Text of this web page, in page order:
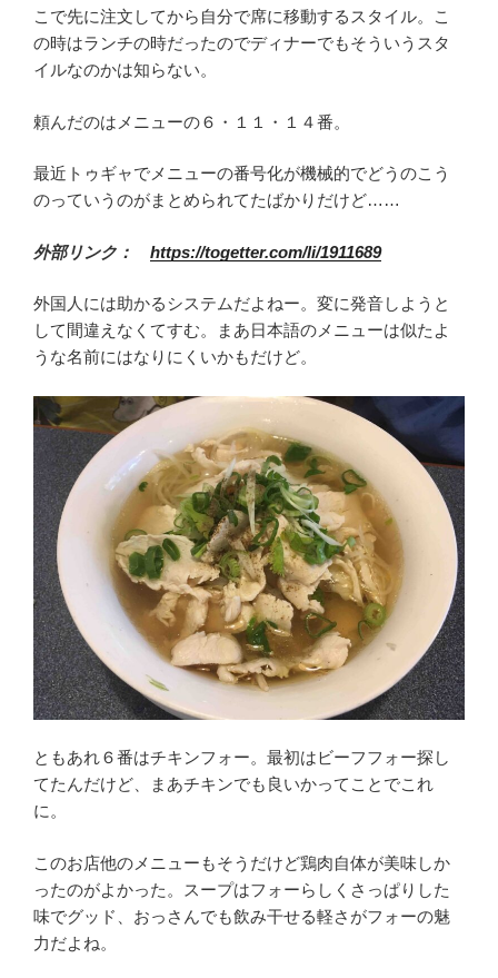
こで先に注文してから自分で席に移動するスタイル。こ
の時はランチの時だったのでディナーでもそういうスタ
イルなのかは知らない。
頼んだのはメニューの６・１１・１４番。
最近トゥギャでメニューの番号化が機械的でどうのこう
のっていうのがまとめられてたばかりだけど……
外部リンク： https://togetter.com/li/1911689
外国人には助かるシステムだよねー。変に発音しようと
して間違えなくてすむ。まあ日本語のメニューは似たよ
うな名前にはなりにくいかもだけど。
ともあれ６番はチキンフォー。最初はビーフフォー探し
てたんだけど、まあチキンでも良いかってことでこれ
に。
このお店他のメニューもそうだけど鶏肉自体が美味しか
ったのがよかった。スープはフォーらしくさっぱりした
味でグッド、おっさんでも飲み干せる軽さがフォーの魅
力だよね。